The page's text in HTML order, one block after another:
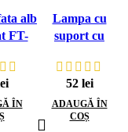
alb
FT-
ÎN
Lampa cu
suport cu
directie
reflector LED
LKD 2222
52 lei
ADAUGĂ ÎN
COȘ